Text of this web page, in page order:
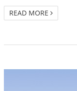
READ MORE